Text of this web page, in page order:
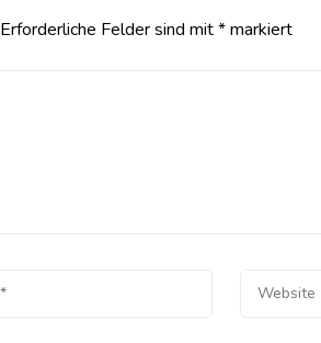
Erforderliche Felder sind mit*markiert